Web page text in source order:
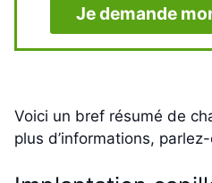
Je demande
Voici un bref résumé de
plus d’informations,